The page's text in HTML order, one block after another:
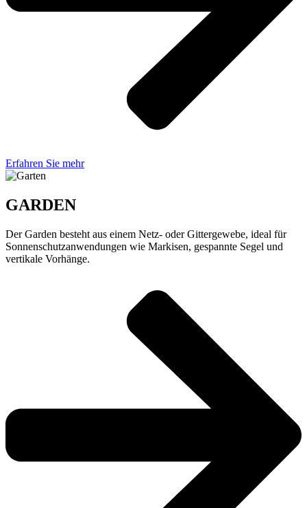
Erfahren Sie mehr
GARDEN
Der Garden besteht aus einem Netz- oder Gittergewebe, ideal für
Sonnenschutzanwendungen wie Markisen, gespannte Segel und
vertikale Vorhänge.